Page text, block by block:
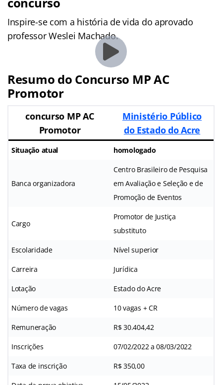
Inspire-se com a história de vida do aprovado
professor Weslei Machado.
Resumo do Concurso MP AC
Promotor
concurso MP AC
Promotor
Ministério Público
do Estado do Acre
Situação atual homologado
Banca organizadora
Centro Brasileiro de Pesquisa
em Avaliação e Seleção e de
Promoção de Eventos
Cargo
Promotor de Justiça
substituto
Escolaridade Nível superior
Carreira Jurídica
Lotação Estado do Acre
Número de vagas 10 vagas + CR
Remuneração R$ 30.404,42
Inscrições 07/02/2022 a 08/03/2022
Taxa de inscrição R$ 350,00